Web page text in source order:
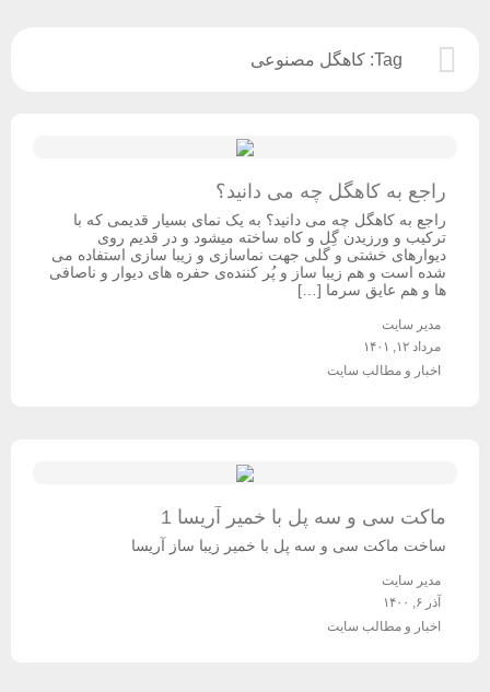
Tag: کاهگل مصنوعی
راجع به کاهگل چه می دانید؟
راجع به کاهگل چه می دانید؟ به یک نمای بسیار قدیمی که با
ترکیب و ورزیدن گِل و کاه ساخته میشود و در قدیم روی
دیوارهای خشتی و گلی جهت نماسازی و زیبا سازی استفاده می
شده است و هم زیبا ساز و پُر کننده‌ی حفره های دیوار و ناصافی
ها و هم عایق سرما […]
مدیر سایت
مرداد ۱۲, ۱۴۰۱
اخبار و مطالب سایت
ماکت سی و سه پل با خمیر آریسا 1
ساخت ماکت سی و سه پل با خمیر زیبا ساز آریسا
مدیر سایت
آذر ۶, ۱۴۰۰
اخبار و مطالب سایت